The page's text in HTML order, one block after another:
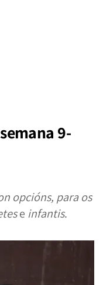
9-
opcións, para os
e infantis.